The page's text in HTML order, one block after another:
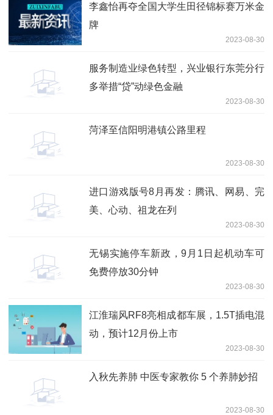
李鑫怡再夺全国大学生田径锦标赛万米金
牌
2023-08-30
服务制造业绿色转型，兴业银行东莞分行
多举措“贷”动绿色金融
2023-08-30
菏泽至信阳明港镇公路里程
2023-08-30
进口游戏版号8月再发：腾讯、网易、完
美、心动、祖龙在列
2023-08-30
无锡实施停车新政，9月1日起机动车可
免费停放30分钟
2023-08-30
江淮瑞风RF8亮相成都车展，1.5T插电混
动，预计12月份上市
2023-08-30
入秋先养肺 中医专家教你 5 个养肺妙招
2023-08-30